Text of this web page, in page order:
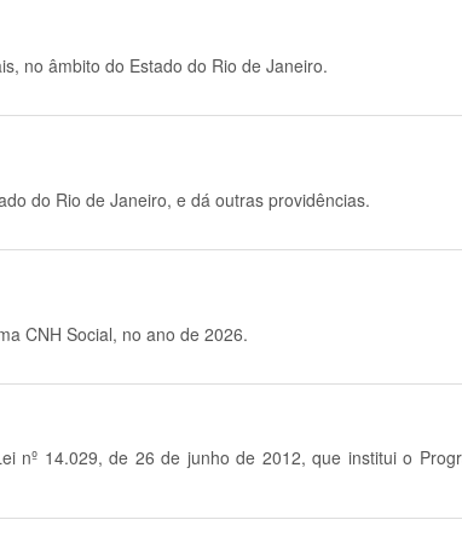
no âmbito do Estado do Rio de Janeiro.
do Rio de Janeiro, e dá outras providências.
CNH Social, no ano de 2026.
nº 14.029, de 26 de junho de 2012, que institui o